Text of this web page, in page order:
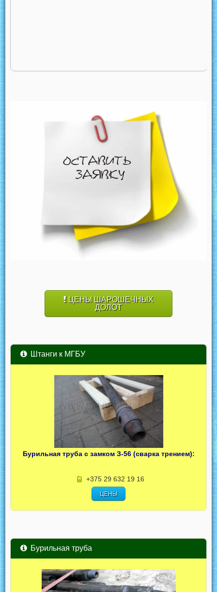
ЦЕНЫ ШАРОШЕЧНЫХ
ДОЛОТ
Штанги к МГБУ
Бурильная труба с замком З-56 (сварка трением):
+375 29 632 19 16
ЦЕНЫ
Бурильная труба